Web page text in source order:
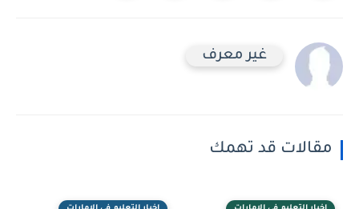
غير معرف
مقالات قد تهمك